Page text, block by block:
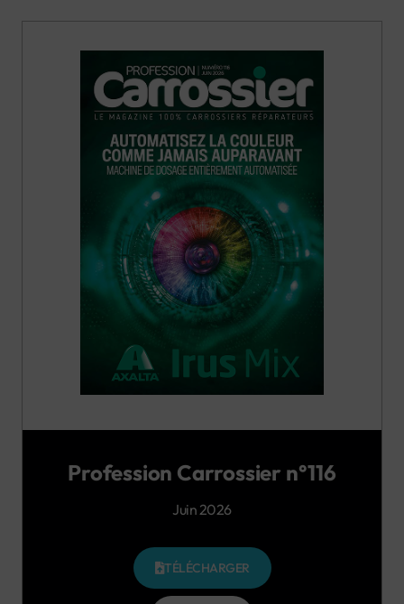
Profession Carrossier n°116
Juin 2026
TÉLÉCHARGER